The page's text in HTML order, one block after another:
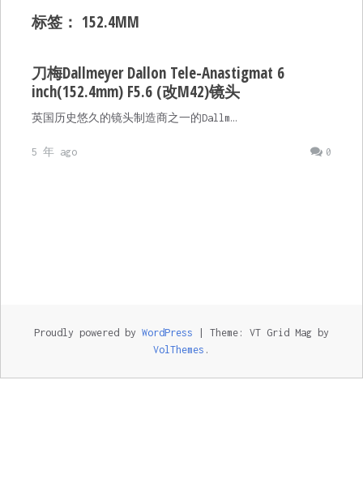
标签： 152.4MM
刀梅Dallmeyer Dallon Tele-Anastigmat 6
inch(152.4mm) F5.6 (改M42)镜头
英国历史悠久的镜头制造商之一的Dallm…
0
5 年 ago
Proudly powered by WordPress
Theme: VT Grid Mag by
VolThemes .